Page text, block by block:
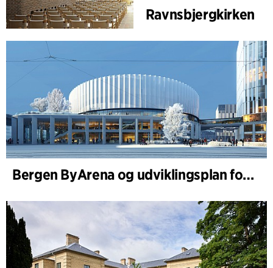
Ravnsbjergkirken
Bergen ByArena og udviklingsplan for Nygårdstangen